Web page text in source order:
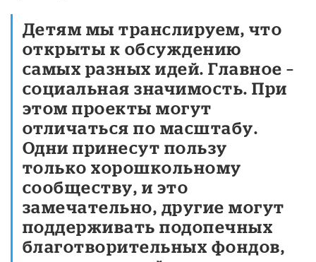
Детям мы транслируем, что
открыты к обсуждению
самых разных идей. Главное –
социальная значимость. При
этом проекты могут
отличаться по масштабу.
Одни принесут пользу
только хорошкольному
сообществу, и это
замечательно, другие могут
поддерживать подопечных
благотворительных фондов,